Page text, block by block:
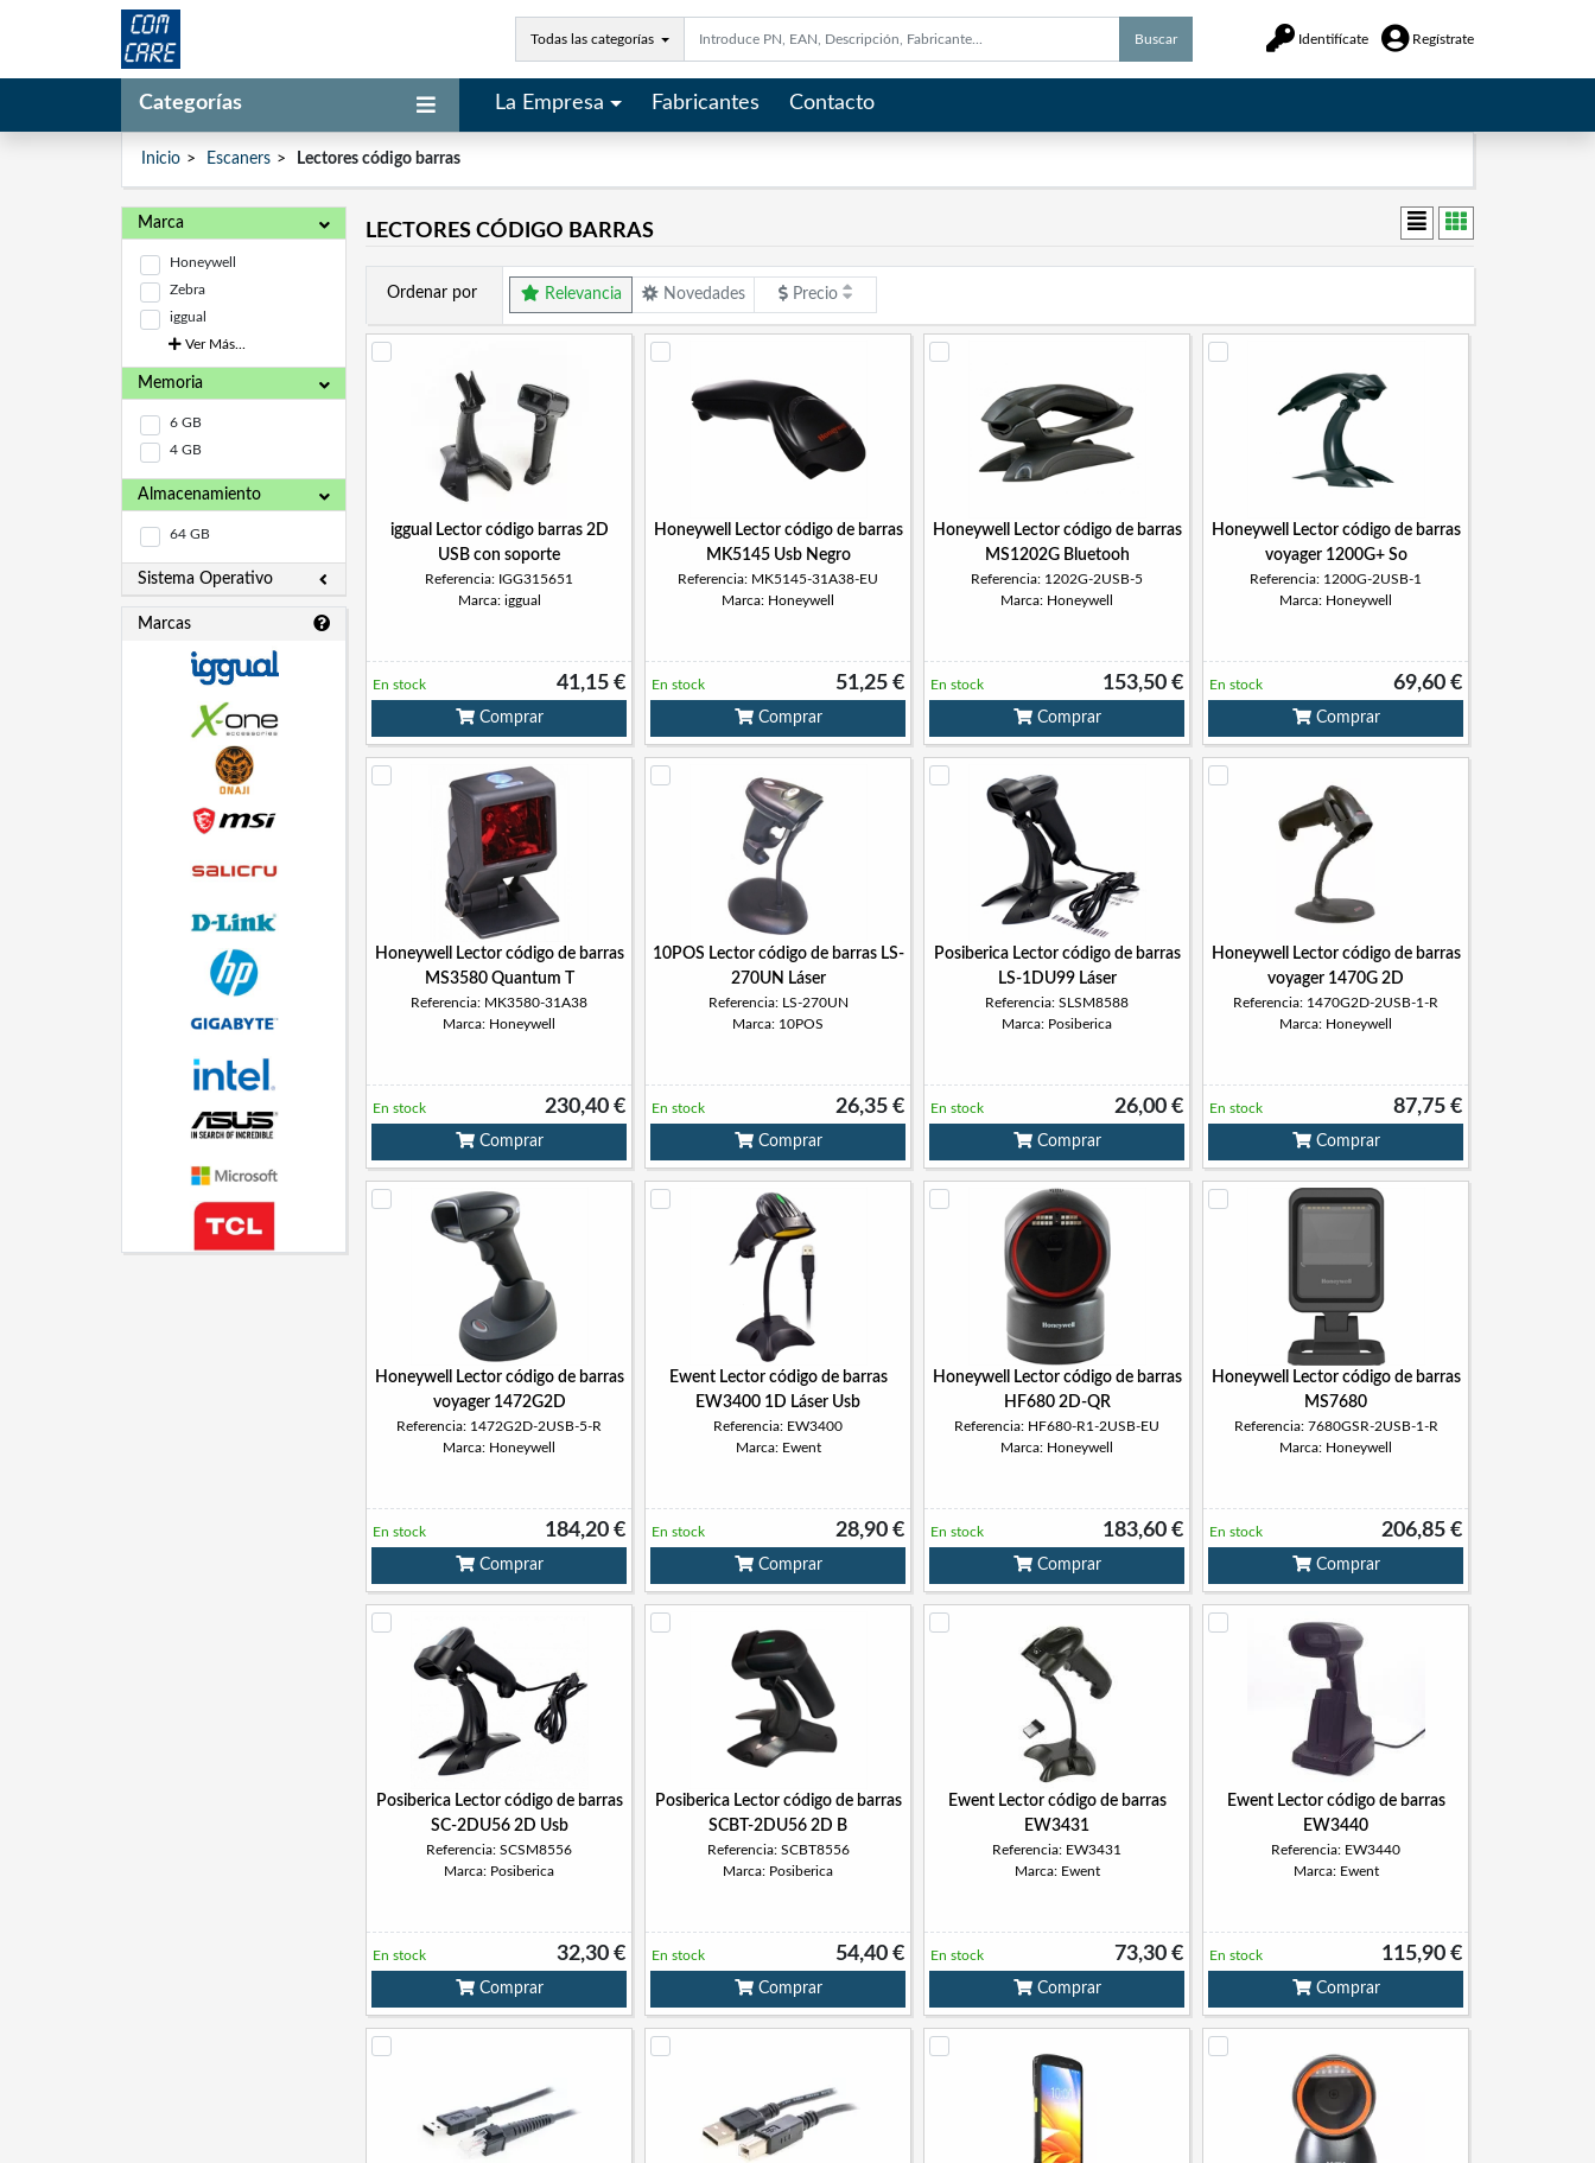
Todas las categorías Buscar Identifícate Regístrate
Categorías La Empresa Fabricantes Contacto
Inicio Escaners Lectores código barras
Marca
Honeywell
Zebra
iggual
Ver Más...
Memoria
6 GB
4 GB
Almacenamiento
64 GB
Sistema Operativo
Marcas
LECTORES CÓDIGO BARRAS
Ordenar por Relevancia Novedades Precio
iggual Lector código barras 2D
USB con soporte
Referencia: IGG315651
Marca: iggual
41,15 €
En stock
Comprar
Honeywell Lector código de barras
MK5145 Usb Negro
Referencia: MK5145-31A38-EU
Marca: Honeywell
51,25 €
En stock
Comprar
Honeywell Lector código de barras
MS1202G Bluetooh
Referencia: 1202G-2USB-5
Marca: Honeywell
153,50 €
En stock
Comprar
Honeywell Lector código de barras
voyager 1200G+ So
Referencia: 1200G-2USB-1
Marca: Honeywell
69,60 €
En stock
Comprar
Honeywell Lector código de barras
MS3580 Quantum T
Referencia: MK3580-31A38
Marca: Honeywell
230,40 €
En stock
Comprar
10POS Lector código de barras LS-
270UN Láser
Referencia: LS-270UN
Marca: 10POS
26,35 €
En stock
Comprar
Posiberica Lector código de barras
LS-1DU99 Láser
Referencia: SLSM8588
Marca: Posiberica
26,00 €
En stock
Comprar
Honeywell Lector código de barras
voyager 1470G 2D
Referencia: 1470G2D-2USB-1-R
Marca: Honeywell
87,75 €
En stock
Comprar
Honeywell Lector código de barras
voyager 1472G2D
Referencia: 1472G2D-2USB-5-R
Marca: Honeywell
184,20 €
En stock
Comprar
Ewent Lector código de barras
EW3400 1D Láser Usb
Referencia: EW3400
Marca: Ewent
28,90 €
En stock
Comprar
Honeywell Lector código de barras
HF680 2D-QR
Referencia: HF680-R1-2USB-EU
Marca: Honeywell
183,60 €
En stock
Comprar
Honeywell Lector código de barras
MS7680
Referencia: 7680GSR-2USB-1-R
Marca: Honeywell
206,85 €
En stock
Comprar
Posiberica Lector código de barras
SC-2DU56 2D Usb
Referencia: SCSM8556
Marca: Posiberica
32,30 €
En stock
Comprar
Posiberica Lector código de barras
SCBT-2DU56 2D B
Referencia: SCBT8556
Marca: Posiberica
54,40 €
En stock
Comprar
Ewent Lector código de barras
EW3431
Referencia: EW3431
Marca: Ewent
73,30 €
En stock
Comprar
Ewent Lector código de barras
EW3440
Referencia: EW3440
Marca: Ewent
115,90 €
En stock
Comprar